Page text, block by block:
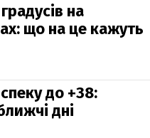
на
що на це кажуть
до +38:
дні